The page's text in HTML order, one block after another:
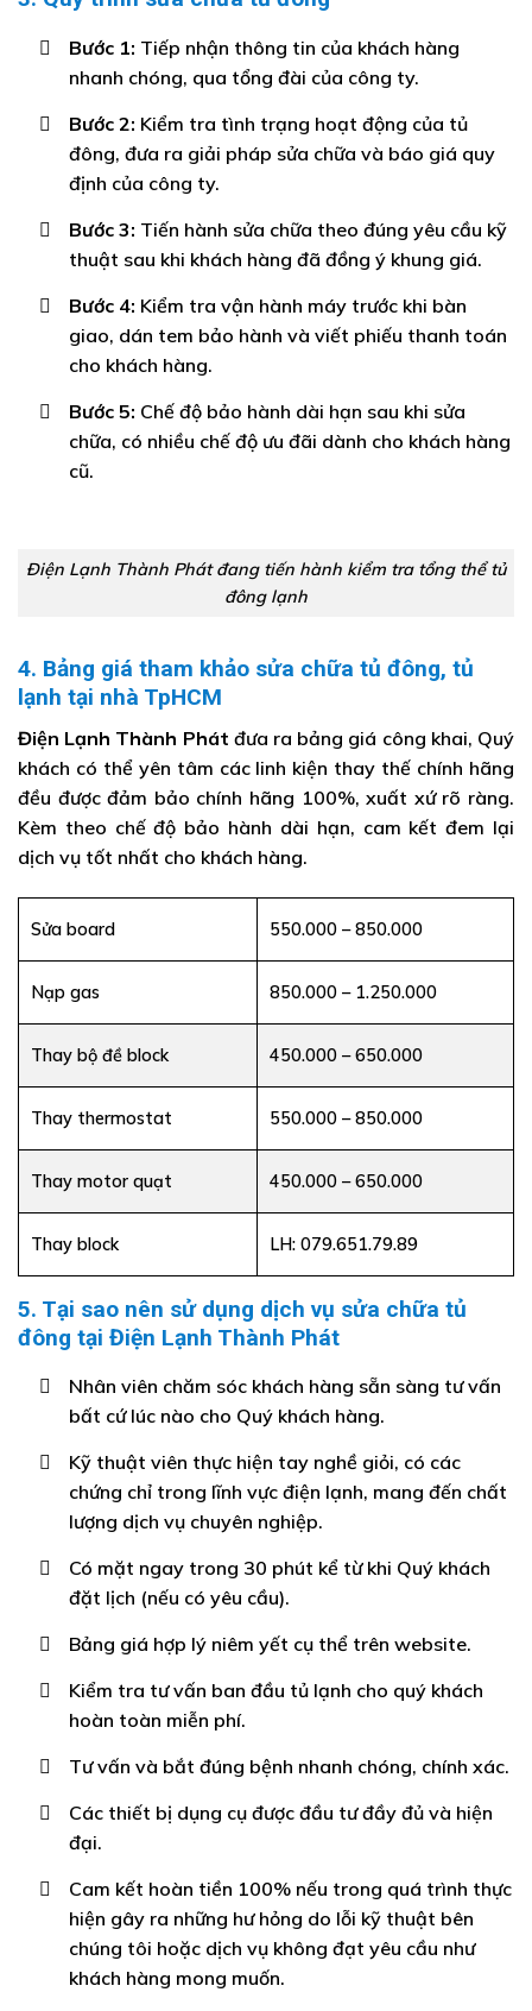
Bước 1: Tiếp nhận thông tin của khách hàng
nhanh chóng, qua tổng đài của công ty.
Bước 2: Kiểm tra tình trạng hoạt động của tủ
đông, đưa ra giải pháp sửa chữa và báo giá quy
định của công ty.
Bước 3: Tiến hành sửa chữa theo đúng yêu cầu kỹ
thuật sau khi khách hàng đã đồng ý khung giá.
Bước 4: Kiểm tra vận hành máy trước khi bàn
giao, dán tem bảo hành và viết phiếu thanh toán
cho khách hàng.
Bước 5: Chế độ bảo hành dài hạn sau khi sửa
chữa, có nhiều chế độ ưu đãi dành cho khách hàng
cũ.
Điện Lạnh Thành Phát đang tiến hành kiểm tra tổng thể tủ
đông lạnh
4. Bảng giá tham khảo sửa chữa tủ đông, tủ
lạnh tại nhà TpHCM
Điện Lạnh Thành Phát đưa ra bảng giá công khai, Quý
khách có thể yên tâm các linh kiện thay thế chính hãng
đều được đảm bảo chính hãng 100%, xuất xứ rõ ràng.
Kèm theo chế độ bảo hành dài hạn, cam kết đem lại
dịch vụ tốt nhất cho khách hàng.
Sửa board 550.000 – 850.000
Nạp gas 850.000 – 1.250.000
Thay bộ đề block 450.000 – 650.000
Thay thermostat 550.000 – 850.000
Thay motor quạt 450.000 – 650.000
Thay block LH: 079.651.79.89
5. Tại sao nên sử dụng dịch vụ sửa chữa tủ
đông tại Điện Lạnh Thành Phát
Nhân viên chăm sóc khách hàng sẵn sàng tư vấn
bất cứ lúc nào cho Quý khách hàng.
Kỹ thuật viên thực hiện tay nghề giỏi, có các
chứng chỉ trong lĩnh vực điện lạnh, mang đến chất
lượng dịch vụ chuyên nghiệp.
Có mặt ngay trong 30 phút kể từ khi Quý khách
đặt lịch (nếu có yêu cầu).
Bảng giá hợp lý niêm yết cụ thể trên website.
Kiểm tra tư vấn ban đầu tủ lạnh cho quý khách
hoàn toàn miễn phí.
Tư vấn và bắt đúng bệnh nhanh chóng, chính xác.
Các thiết bị dụng cụ được đầu tư đầy đủ và hiện
đại.
Cam kết hoàn tiền 100% nếu trong quá trình thực
hiện gây ra những hư hỏng do lỗi kỹ thuật bên
chúng tôi hoặc dịch vụ không đạt yêu cầu như
khách hàng mong muốn.